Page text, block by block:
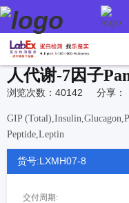
人代谢-7因子
浏览次数：40142 分享：
GIP
Peptide,Leptin
货号:LXMH07-8
交付周期: